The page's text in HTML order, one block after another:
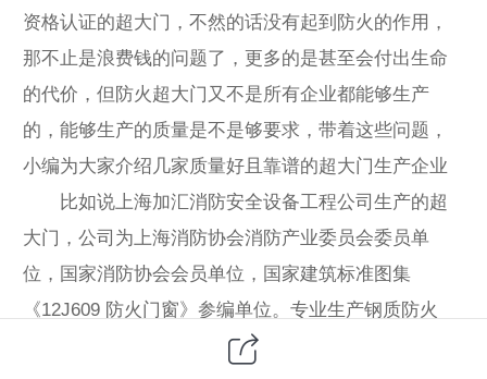
资格认证的超大门，不然的话没有起到防火的作用，
那不止是浪费钱的问题了，更多的是甚至会付出生命
的代价，但防火超大门又不是所有企业都能够生产
的，能够生产的质量是不是够要求，带着这些问题，
小编为大家介绍几家质量好且靠谱的超大门生产企业
比如说上海加汇消防安全设备工程公司生产的超
大门，公司为上海消防协会消防产业委员会委员单
位，国家消防协会会员单位，国家建筑标准图集
《12J609 防火门窗》参编单位。专业生产钢质防火
门、木质防火门、钢木防火门、防盗安全门、防火安